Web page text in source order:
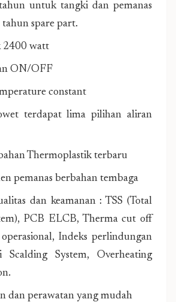
untuk tangki dan pemanas
spare part.
2400 watt
ON/OFF
constant
terdapat lima pilihan aliran
Thermoplastik terbaru
pemanas berbahan tembaga
dan keamanan : TSS (Total
PCB ELCB, Therma cut off
Indeks perlindungan
System, Overheating
dan perawatan yang mudah